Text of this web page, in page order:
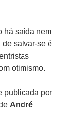
há saída nem
de salvar-se é
otimismo.
publicada por
André